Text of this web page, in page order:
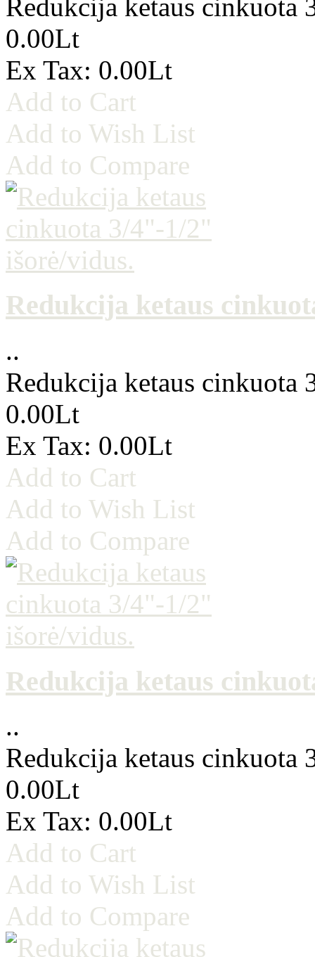
Redukcija ketaus
0.00Lt
Ex Tax: 0.00Lt
Add to Cart
Add to Wish List
Add to Compare
Redukcija ketaus
..
Redukcija ketaus cinkuota
0.00Lt
Ex Tax: 0.00Lt
Add to Cart
Add to Wish List
Add to Compare
Redukcija ketaus
..
Redukcija ketaus cinkuota
0.00Lt
Ex Tax: 0.00Lt
Add to Cart
Add to Wish List
Add to Compare